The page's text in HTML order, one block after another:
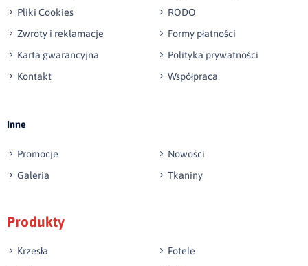
Pliki Cookies
RODO
Zwroty i reklamacje
Formy płatności
Karta gwarancyjna
Polityka prywatności
Kontakt
Współpraca
Inne
Promocje
Nowości
Galeria
Tkaniny
Produkty
Krzesła
Fotele